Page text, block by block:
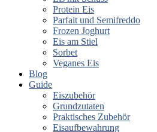
Protein Eis
Parfait und Semifreddo
Frozen Joghurt
Eis am Stiel
Sorbet
Veganes Eis
Blog
Guide
Eiszubehör
Grundzutaten
Praktisches Zubehör
Eisaufbewahrung